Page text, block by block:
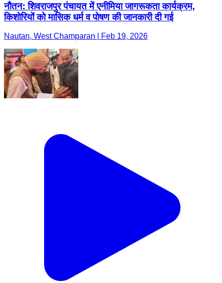
नौतन: शिवराजपुर पंचायत में एनीमिया जागरूकता कार्यक्रम,
किशोरियों को मासिक धर्म व पोषण की जानकारी दी गई
Nautan, West Champaran | Feb 19, 2026